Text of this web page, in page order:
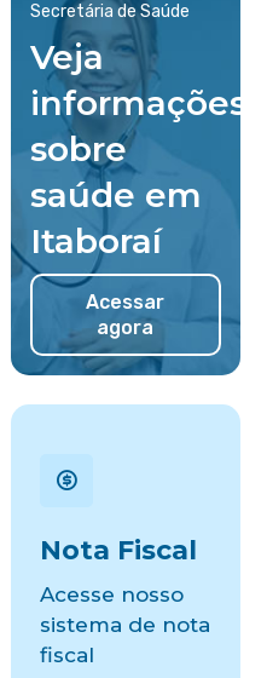
Secretária de Saúde
Veja
informações
sobre
saúde em
Itaboraí
Acessar
agora
Nota Fiscal
Acesse nosso
sistema de nota
fiscal